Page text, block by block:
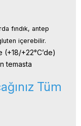
fındık, antep
içerebilir.
+22°C’de)
temasta
Tüm